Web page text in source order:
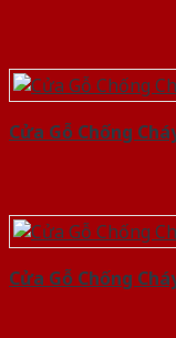
Cửa Gỗ Chống
Cửa Gỗ Chống